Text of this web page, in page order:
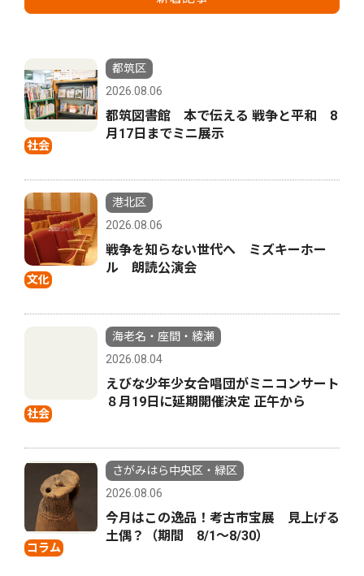
社会
都筑区
2026.08.06
都筑図書館 本で伝える 戦争と平和 8
月17日までミニ展示
文化
港北区
2026.08.06
戦争を知らない世代へ ミズキーホー
ル 朗読公演会
社会
海老名・座間・綾瀬
2026.08.04
えびな少年少女合唱団がミニコンサート
８月19日に延期開催決定 正午から
コラム
さがみはら中央区・緑区
2026.08.06
今月はこの逸品！考古市宝展 見上げる
土偶？（期間 8/1〜8/30）